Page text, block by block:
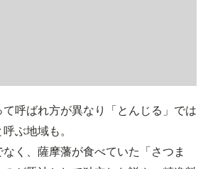
呼ばれ方が異なり「とんじる」では
ぶ地域も。
く、薩摩藩が食べていた「さつま